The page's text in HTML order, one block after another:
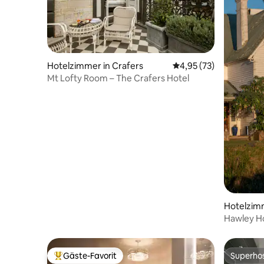
Hotelzimmer in Crafers Durchschnittliche
4,95 (73)
Mt Lofty Room – The Crafers Hotel
h
Hawley
Beliebter Gäste-Favorit.
Gäste-Favorit